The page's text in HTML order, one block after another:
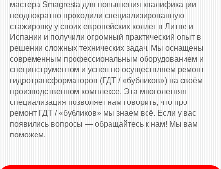
мастера Smagresta для повышения квалификации
неоднократно проходили специализированную
стажировку у своих европейских коллег в Литве и
Испании и получили огромный практический опыт в
решении сложных технических задач. Мы оснащены
современным профессиональным оборудованием и
специнструментом и успешно осуществляем ремонт
гидротрансформаторов (ГДТ / «бубликов») на своём
производственном комплексе. Эта многолетняя
специализация позволяет нам говорить, что про
ремонт ГДТ / «бубликов» мы знаем всё. Если у вас
появились вопросы — обращайтесь к нам! Мы вам
поможем.